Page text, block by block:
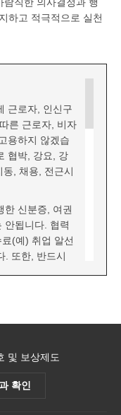
하고 적극적으로 실천
근로자, 인신구
른 근로자, 비자
용하지 않겠습
협박, 강요, 강
, 채용, 전근시
한 신분증, 여권
안됩니다. 협력
(예) 취업 알선
. 또한, 반드시
체협약과 평화
에 참여하지 않
및 보상제도
확인